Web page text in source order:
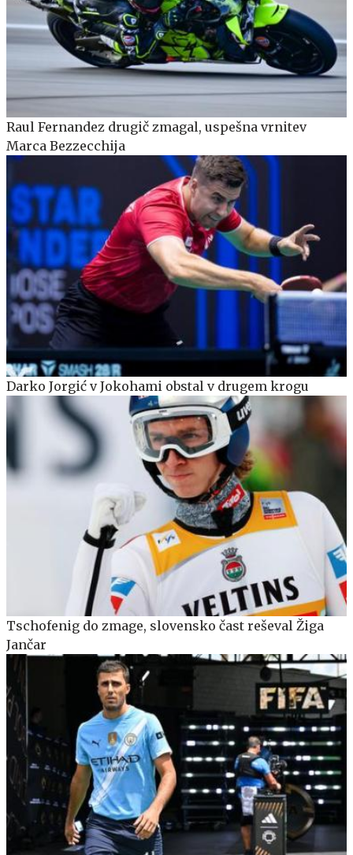
Raul Fernandez drugič zmagal, uspešna vrnitev
Marca Bezzecchija
Darko Jorgić v Jokohami obstal v drugem krogu
Tschofenig do zmage, slovensko čast reševal Žiga
Jančar